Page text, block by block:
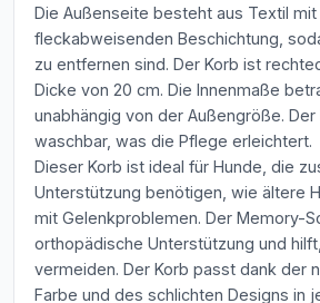
Die Außenseite besteht aus Textil mit
fleckabweisenden Beschichtung,
zu entfernen sind. Der Korb ist
Dicke von 20 cm. Die Innenmaße
unabhängig von der Außengröße. Der
waschbar, was die Pflege erleichtert.
Dieser Korb ist ideal für Hunde, die
Unterstützung benötigen, wie ältere
mit Gelenkproblemen. Der Memory-
orthopädische Unterstützung und
vermeiden. Der Korb passt dank der
Farbe und des schlichten Designs in